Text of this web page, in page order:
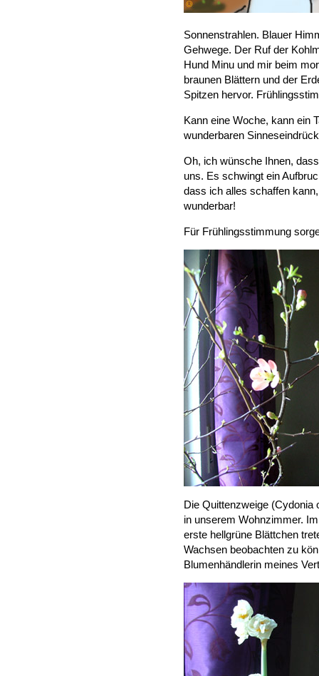
Sonnenstrahlen. Blauer
Gehwege. Der Ruf der
Hund Minu und mir beim
braunen Blättern und der
Spitzen hervor.
Kann eine Woche, kann ein
wunderbaren
Oh, ich wünsche Ihnen,
uns. Es schwingt ein
dass ich alles schaffen
wunderbar!
Für Frühlingsstimmung
Die Quittenzweige (Cydonia
in unserem Wohnzimmer.
erste hellgrüne Blättchen
Wachsen beobachten zu
Blumenhändlerin meines